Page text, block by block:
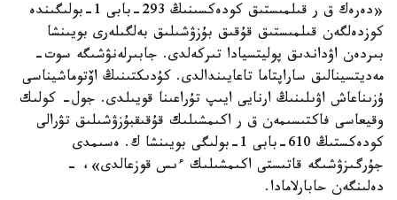
«دەرەك ق ر قىلمىستىق كودەكسىنىڭ 293-بابى 1-بولىگىندە
كوزدەلگەن قىلمىستىق قۇقىق بۇزۋشىلىق بەلگىلەرى بويىنشا
بىردەن اۋداندىق پوليتسيادا تىركەلدى. جابىرلەنۋشىگە سوت-
مەديتسينالىق ساراپتاما تاعايىندالدى. كۇدىكتىنىڭ اۆتوماشيناسى
ۇزىناعاش اۋىلىنىڭ ارنايى ايىپ تۇراعىنا قويىلدى. جول- كولىك
وقيعاسى فاكتىسىمەن ق ر اكىمشىلىك قۇقىقبۇزۋشىلىق تۋرالى
كودەكستىڭ 610-بابى 1-بولىگى بويىنشا ك. ەسىمدى
جۇرگىزۋشىگە قاتىستى اكىمشىلىك ءىس قوزعالدى»، -
دەلىنگەن حابارلامادا.